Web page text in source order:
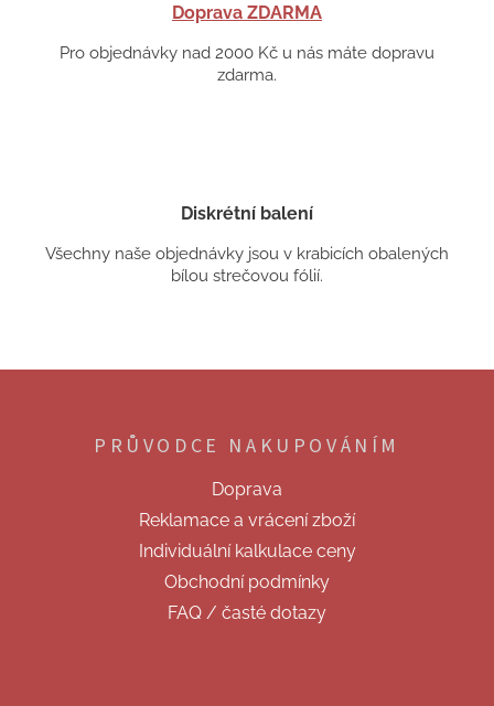
Doprava ZDARMA
Pro objednávky nad 2000 Kč u nás máte dopravu
zdarma.
Diskrétní balení
Všechny naše objednávky jsou v krabicích obalených
bílou strečovou fólií.
Z
PRŮVODCE NAKUPOVÁNÍM
Doprava
Reklamace a vrácení zboží
Individuální kalkulace ceny
Obchodní podmínky
FAQ / časté dotazy